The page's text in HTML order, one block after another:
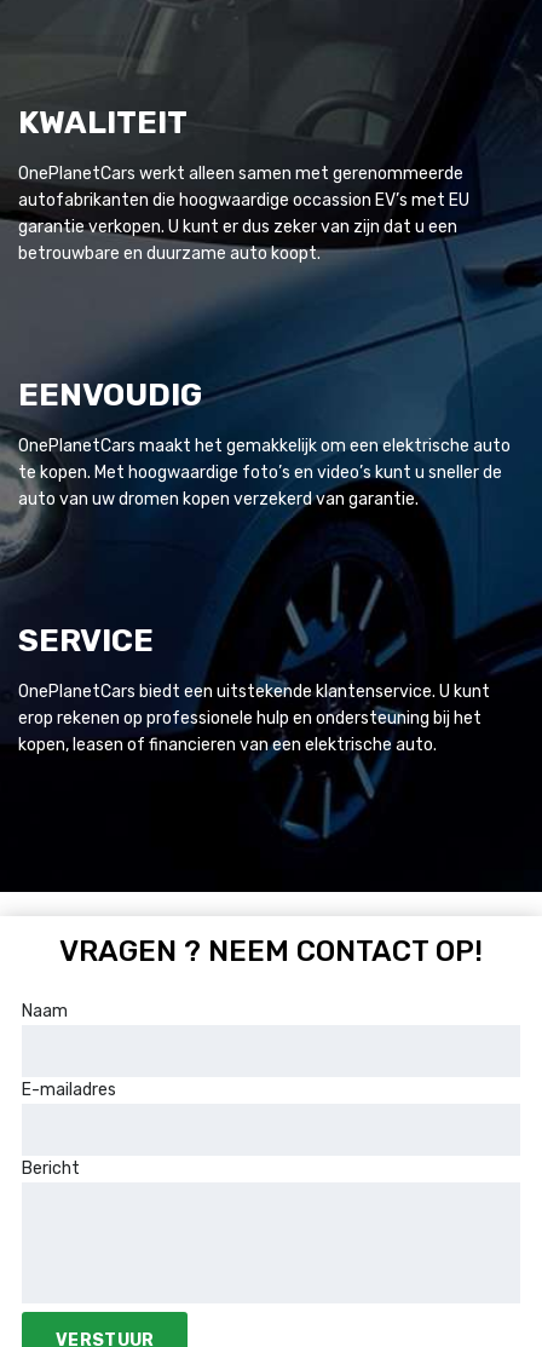
KWALITEIT
OnePlanetCars werkt alleen samen met gerenommeerde
autofabrikanten die hoogwaardige occassion EV’s met EU
garantie verkopen. U kunt er dus zeker van zijn dat u een
betrouwbare en duurzame auto koopt.
EENVOUDIG
OnePlanetCars maakt het gemakkelijk om een elektrische auto
te kopen. Met hoogwaardige foto’s en video’s kunt u sneller de
auto van uw dromen kopen verzekerd van garantie.
SERVICE
OnePlanetCars biedt een uitstekende klantenservice. U kunt
erop rekenen op professionele hulp en ondersteuning bij het
kopen, leasen of financieren van een elektrische auto.
VRAGEN ? NEEM CONTACT OP!
Naam
E-mailadres
Bericht